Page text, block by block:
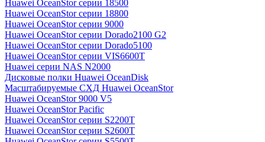
Huawei OceanStor серии 18500
Huawei OceanStor серии 18800
Huawei OceanStor серии 9000
Huawei OceanStor серии Dorado2100 G2
Huawei OceanStor серии Dorado5100
Huawei OceanStor серии VIS6600T
Huawei серии NAS N2000
Дисковые полки Huawei OceanDisk
Масштабируемые СХД Huawei OceanStor
Huawei OceanStor 9000 V5
Huawei OceanStor Pacific
Huawei OceanStor серии S2200T
Huawei OceanStor серии S2600T